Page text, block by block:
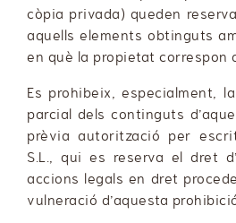
còpia privada) queden
aquells elements obtinguts
en què la propietat correspon
Es prohibeix, especialment,
parcial dels continguts
prèvia autorització per escrit
S.L., qui es reserva el dret
accions legals en dret
vulneració d’aquesta